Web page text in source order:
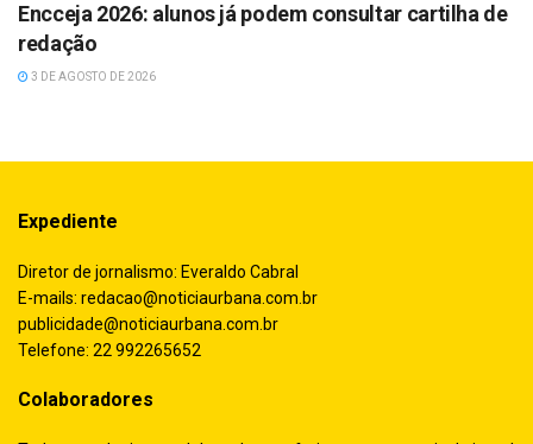
Encceja 2026: alunos já podem consultar cartilha de
redação
3 DE AGOSTO DE 2026
Expediente
Diretor de jornalismo: Everaldo Cabral
E-mails: redacao@noticiaurbana.com.br
publicidade@noticiaurbana.com.br
Telefone: 22 992265652
Colaboradores